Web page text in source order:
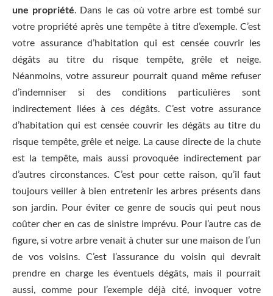
une propriété. Dans le cas où votre arbre est tombé sur
votre propriété après une tempête à titre d’exemple. C’est
votre assurance d’habitation qui est censée couvrir les
dégâts au titre du risque tempête, grêle et neige.
Néanmoins, votre assureur pourrait quand même refuser
d’indemniser si des conditions particulières sont
indirectement liées à ces dégâts. C’est votre assurance
d’habitation qui est censée couvrir les dégâts au titre du
risque tempête, grêle et neige. La cause directe de la chute
est la tempête, mais aussi provoquée indirectement par
d’autres circonstances. C’est pour cette raison, qu’il faut
toujours veiller à bien entretenir les arbres présents dans
son jardin. Pour éviter ce genre de soucis qui peut nous
coûter cher en cas de sinistre imprévu. Pour l’autre cas de
figure, si votre arbre venait à chuter sur une maison de l’un
de vos voisins. C’est l’assurance du voisin qui devrait
prendre en charge les éventuels dégâts, mais il pourrait
aussi, comme pour l’exemple déjà cité, invoquer votre